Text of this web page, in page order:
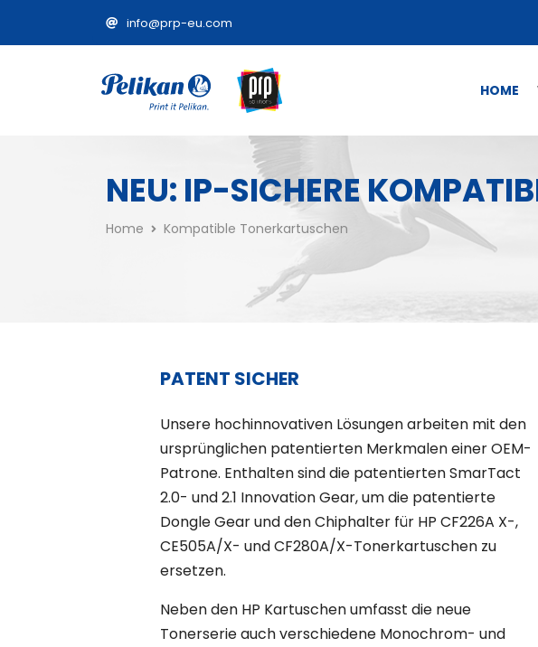
info@prp-eu.com
HOME
NEU: IP-SICHERE
Home Kompatible Tonerkartuschen
PATENT SICHER
Unsere hochinnovativen Lösungen arbeiten mit den
ursprünglichen patentierten Merkmalen einer OEM-
Patrone. Enthalten sind die patentierten SmarTact
2.0- und 2.1 Innovation Gear, um die patentierte
Dongle Gear und den Chiphalter für HP CF226A X-,
CE505A/X- und CF280A/X-Tonerkartuschen zu
ersetzen.
Neben den HP Kartuschen umfasst die neue
Tonerserie auch verschiedene Monochrom- und